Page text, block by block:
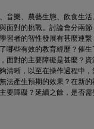
音樂、農藝生態、飲食生
面對的挑戰。討論會分兩
習者的智性發展有甚麼連
哪些有效的教育經歷？催生
面對的主要障礙是甚麼？
清晰，以至在操作過程中
法產生預期的效果？在新
要障礙？延續之餘，是否